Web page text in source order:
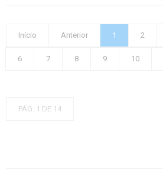
Início Anterior 1 2
6 7 8 9 10
PÁG. 1 DE 14